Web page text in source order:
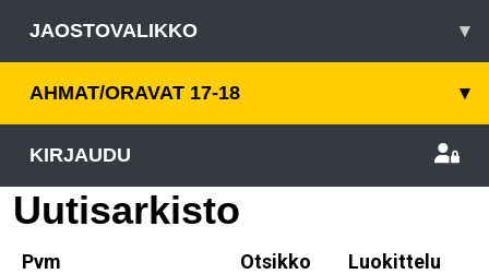
JAOSTOVALIKKO ▾
AHMAT/ORAVAT 17-18 ▾
KIRJAUDU
Uutisarkisto
Pvm Otsikko
Luokittelu